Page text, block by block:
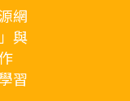
網
與
習